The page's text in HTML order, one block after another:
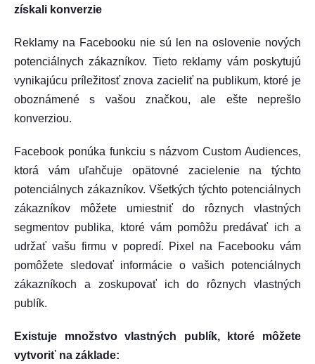
získali konverzie
Reklamy na Facebooku nie sú len na oslovenie nových
potenciálnych zákazníkov. Tieto reklamy vám poskytujú
vynikajúcu príležitosť znova zacieliť na publikum, ktoré je
oboznámené s vašou značkou, ale ešte neprešlo
konverziou.
Facebook ponúka funkciu s názvom Custom Audiences,
ktorá vám uľahčuje opätovné zacielenie na týchto
potenciálnych zákazníkov. Všetkých týchto potenciálnych
zákazníkov môžete umiestniť do rôznych vlastných
segmentov publika, ktoré vám pomôžu predávať ich a
udržať vašu firmu v popredí. Pixel na Facebooku vám
pomôžete sledovať informácie o vašich potenciálnych
zákazníkoch a zoskupovať ich do rôznych vlastných
publík.
Existuje množstvo vlastných publík, ktoré môžete
vytvoriť na základe: